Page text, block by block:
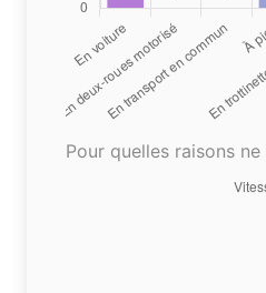
Pour quelles raisons